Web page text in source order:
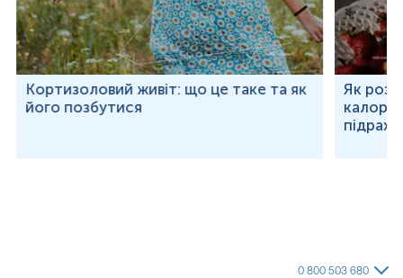
Кортизоловий живіт: що це таке та як
його позбутися
Як
0 800 503 680